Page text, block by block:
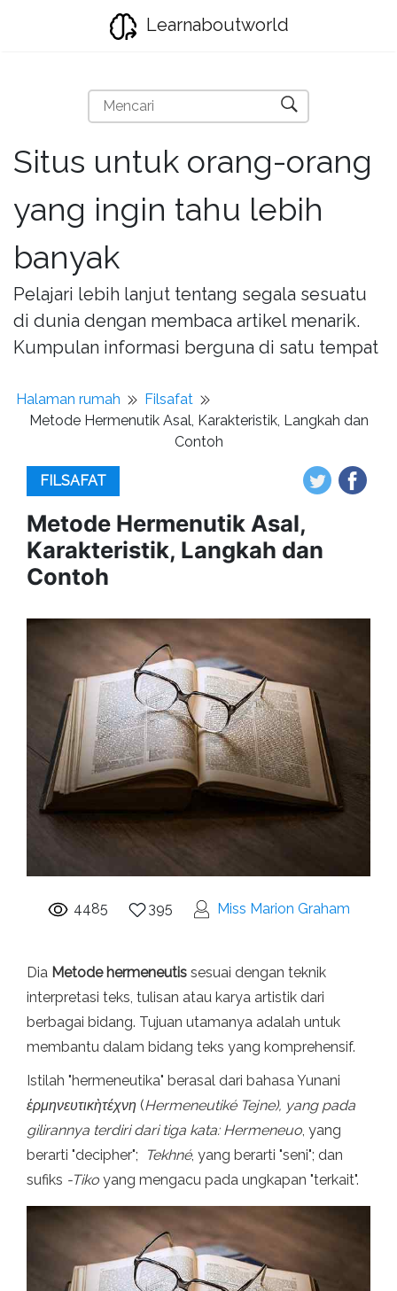
Learnaboutworld
Situs untuk orang-orang
yang ingin tahu lebih
banyak
Pelajari lebih lanjut tentang segala sesuatu
di dunia dengan membaca artikel menarik.
Kumpulan informasi berguna di satu tempat
Halaman rumah
Filsafat
Metode Hermenutik Asal, Karakteristik, Langkah dan
Contoh
FILSAFAT
Metode Hermenutik Asal,
Karakteristik, Langkah dan
Contoh
4485 395 Miss Marion Graham
Dia Metode hermeneutis sesuai dengan teknik
interpretasi teks, tulisan atau karya artistik dari
berbagai bidang. Tujuan utamanya adalah untuk
membantu dalam bidang teks yang komprehensif.
Istilah "hermeneutika" berasal dari bahasa Yunani
ἑρμηνευτικὴτέχνη (Hermeneutiké Tejne), yang pada
gilirannya terdiri dari tiga kata: Hermeneuo, yang
berarti "decipher";
Tekhné, yang berarti "seni"; dan
sufiks -Tiko yang mengacu pada ungkapan "terkait".